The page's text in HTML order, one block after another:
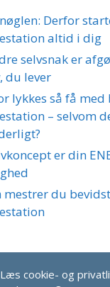
Derfor
altid i dig
selvsnak er
du lever
lykkes så få med
– selvom
er din
mestrer du
Læs cookie- og